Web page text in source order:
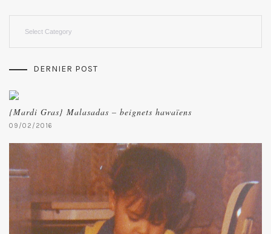
DERNIER POST
{Mardi Gras} Malasadas – beignets hawaïens
09/02/2016